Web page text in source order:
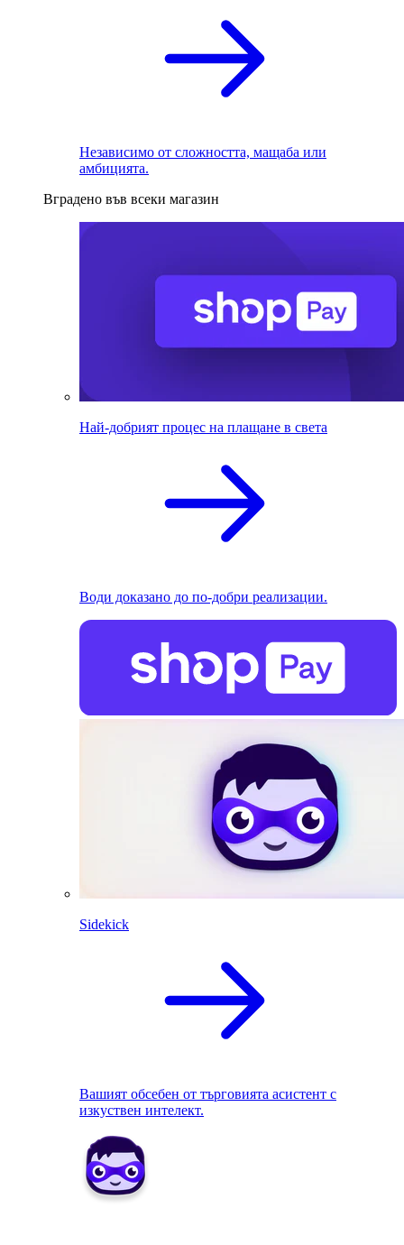
Независимо от сложността, мащаба или
амбицията.
Вградено във всеки магазин
Най-добрият процес на плащане в света
Води доказано до по-добри реализации.
Sidekick
Вашият обсебен от търговията асистент с
изкуствен интелект.